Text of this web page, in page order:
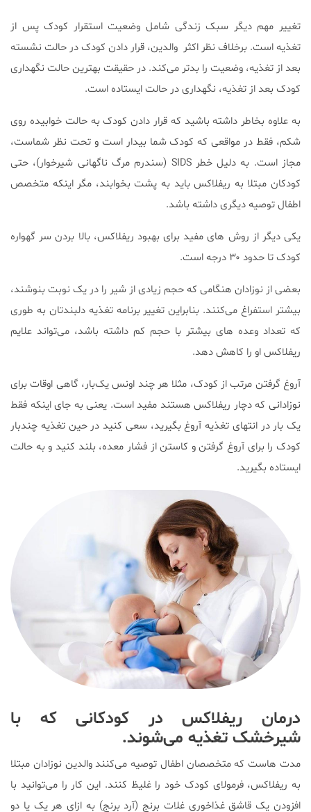
تغییر مهم دیگر سبک زندگی شامل وضعیت استقرار کودک پس از
تغذیه است. برخلاف نظر اکثر والدین، قرار دادن کودک در حالت نشسته
بعد از تغذیه، وضعیت را بدتر می‌کند. در حقیقت بهترین حالت نگهداری
کودک بعد از تغذیه، نگهداری در حالت ایستاده است.
به علاوه بخاطر داشته باشید که قرار دادن کودک به حالت خوابیده روی
شکم، فقط در مواقعی که کودک شما بیدار است و تحت نظر شماست،
مجاز است. به دلیل خطر SIDS (سندرم مرگ ناگهانی شیرخوار)، حتی
کودکان مبتلا به ریفلاکس باید به پشت بخوابند، مگر اینکه متخصص
اطفال توصیه دیگری داشته باشد.
یکی دیگر از روش های مفید برای بهبود ریفلاکس، بالا بردن سر گهواره
کودک تا حدود ۳۰ درجه است.
بعضی از نوزادان هنگامی که حجم زیادی از شیر را در یک نوبت بنوشند،
بیشتر استفراغ می‌کنند. بنابراین تغییر برنامه تغذیه دلبندتان به طوری
که تعداد وعده های بیشتر با حجم کم داشته باشد، می‌تواند علایم
ریفلاکس او را کاهش دهد.
آروغ گرفتن مرتب از کودک، مثلا هر چند اونس یک‌بار، گاهی اوقات برای
نوزادانی که دچار ریفلاکس هستند مفید است. یعنی به جای اینکه فقط
یک بار در انتهای تغذیه آروغ بگیرید، سعی کنید در حین تغذیه چندبار
کودک را برای آروغ گرفتن و کاستن از فشار معده، بلند کنید و به حالت
ایستاده بگیرید.
درمان ریفلاکس در کودکانی که با
شیرخشک تغذیه می‌شوند.
مدت هاست که متخصصان اطفال توصیه می‌کنند والدین نوزادان مبتلا
به ریفلاکس، فرمولای کودک خود را غلیظ کنند. این کار را می‌توانید با
افزودن یک قاشق غذاخوری غلات برنج (آرد برنج) به ازای هر یک یا دو